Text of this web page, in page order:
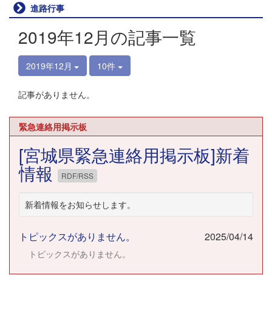
進路行事
2019年12月の記事一覧
2019年12月 10件
記事がありません。
緊急連絡用掲示板
[宮城県緊急連絡用掲示板]新着
情報 RDF/RSS
新着情報をお知らせします。
トピックスがありません。 2025/04/14
トピックスがありません。